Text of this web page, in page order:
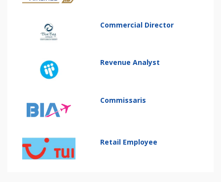
Commercial Director
Revenue Analyst
Commissaris
Retail Employee